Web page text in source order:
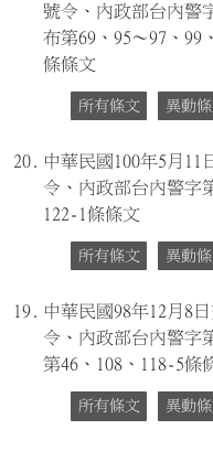
號令、內政部台內警
布第69、95～97、99
條條文
所有條文 異動
20.
中華民國100年5月11
令、內政部台內警字
122-1條條文
所有條文 異動
19. 中華民國98年12月8
令、內政部台內警字
第46、108、118-5條
所有條文 異動